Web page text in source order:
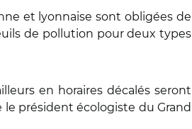
et lyonnaise sont obligées de
de pollution pour deux types
en horaires décalés seront
président écologiste du Grand